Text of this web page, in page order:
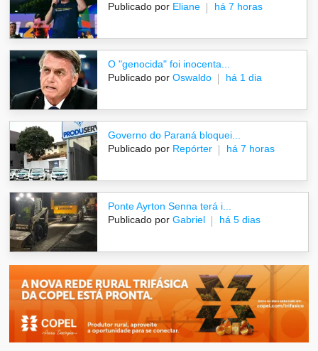
Publicado por Eliane há 7 horas
O "genocida" foi inocenta...
Publicado por Oswaldo há 1 dia
Governo do Paraná bloquei...
Publicado por Repórter há 7 horas
Ponte Ayrton Senna terá i...
Publicado por Gabriel há 5 dias